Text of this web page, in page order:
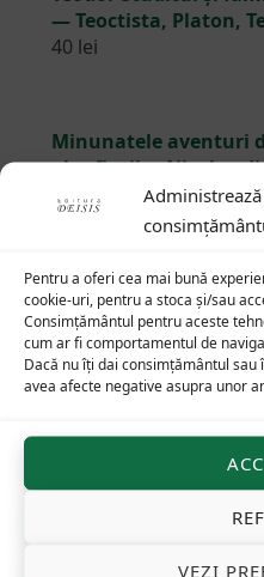
Administrează
Pentru a oferi cea mai bună
cookie-uri, pentru a stoca și/sau
Consimțământul pentru aceste
cum ar fi comportamentul de
Dacă nu îți dai consimțământul
avea afecte negative asupra unor
VEZI
— Teoctista, Platon,
40 lei
Minunatele aventuri
ale sfinților Nicolae
și Nicolae din Stiri și
Italiei în lumea anului
De altundeva,
75lei
Footer